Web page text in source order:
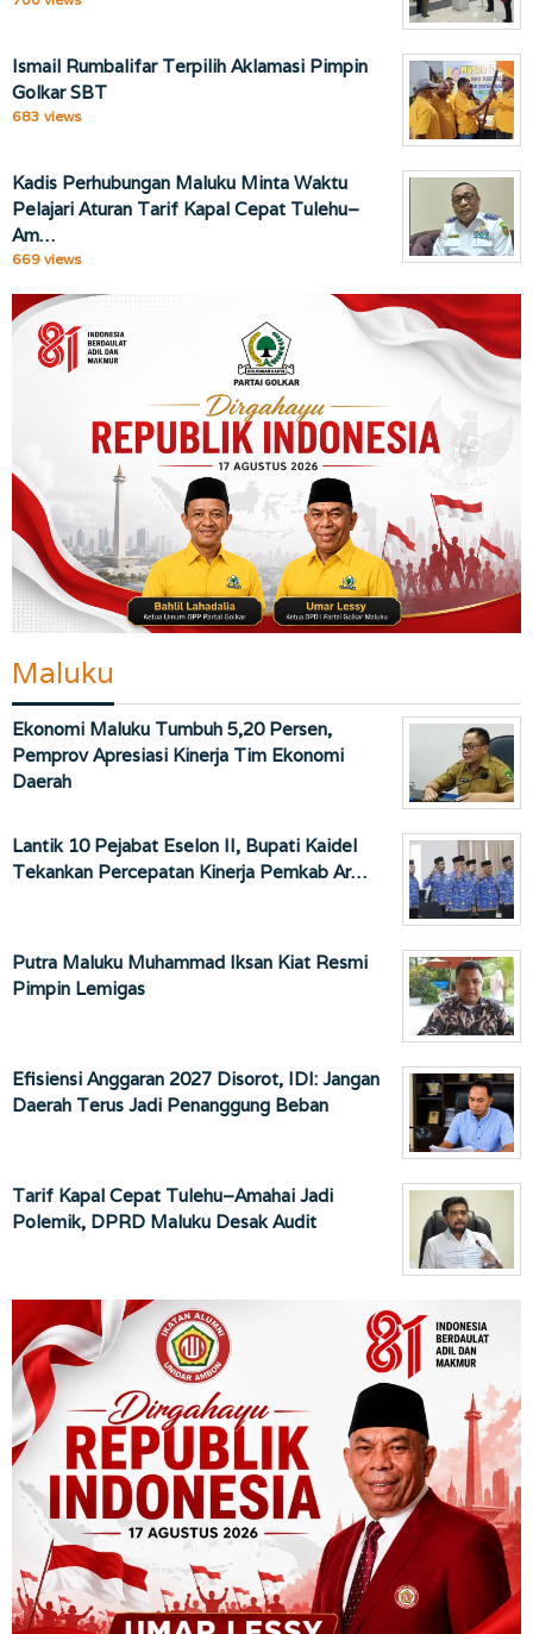
Ismail Rumbalifar Terpilih Aklamasi Pimpin
Golkar SBT
683 views
Kadis Perhubungan Maluku Minta Waktu
Pelajari Aturan Tarif Kapal Cepat Tulehu–
Am…
669 views
Maluku
Ekonomi Maluku Tumbuh 5,20 Persen,
Pemprov Apresiasi Kinerja Tim Ekonomi
Daerah
Lantik 10 Pejabat Eselon II, Bupati Kaidel
Tekankan Percepatan Kinerja Pemkab Ar…
Putra Maluku Muhammad Iksan Kiat Resmi
Pimpin Lemigas
Efisiensi Anggaran 2027 Disorot, IDI: Jangan
Daerah Terus Jadi Penanggung Beban
Tarif Kapal Cepat Tulehu–Amahai Jadi
Polemik, DPRD Maluku Desak Audit